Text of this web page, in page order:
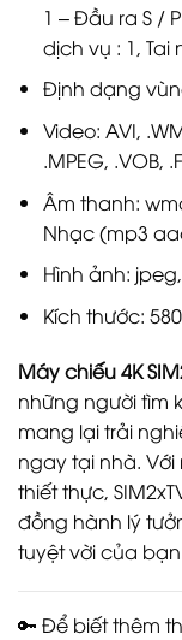
1 – Đầu ra S /
dịch vụ : 1, Tai
Định dạng
Video: AVI,
.MPEG, .VOB,
Âm thanh:
Nhạc (mp3
Hình ảnh:
Kích thước:
Máy chiếu 4K
những người tìm
mang lại trải
ngay tại nhà. Với
thiết thực,
đồng hành lý
tuyệt vời của
🔑 Để biết thêm